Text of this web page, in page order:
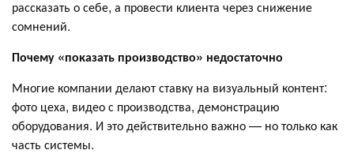
рассказать о себе, а провести клиента через снижение
сомнений.
Почему «показать производство» недостаточно
Многие компании делают ставку на визуальный контент:
фото цеха, видео с производства, демонстрацию
оборудования. И это действительно важно — но только как
часть системы.